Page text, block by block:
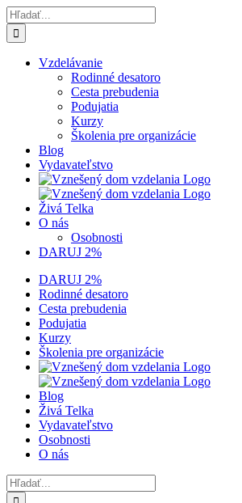
Skip
to
content
Hľadať:
Vzdelávanie
Rodinné desatoro
Cesta prebudenia
Podujatia
Kurzy
Školenia pre organizácie
Blog
Vydavateľstvo
Živá Telka
O nás
Osobnosti
DARUJ 2%
DARUJ 2%
Rodinné desatoro
Cesta prebudenia
Podujatia
Kurzy
Školenia pre organizácie
Blog
Živá Telka
Vydavateľstvo
Osobnosti
O nás
Hľadať: